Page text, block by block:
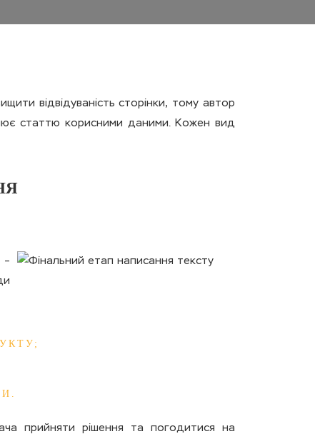
відвідуваність сторінки, тому автор
статтю корисними даними. Кожен вид
–
прийняти рішення та погодитися на